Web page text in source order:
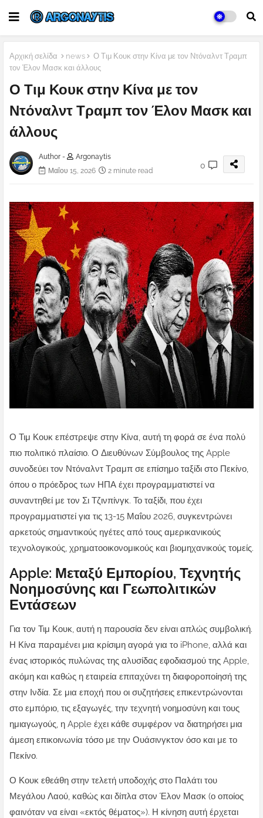
Αρχική σελίδα news
Ο Τιμ Κουκ στην Κίνα με τον Ντόναλντ Τραμπ
τον Έλον Μασκ και άλλους
Ο Τιμ Κουκ στην Κίνα με τον
Ντόναλντ Τραμπ τον Έλον Μασκ και
άλλους
Author -
Argonaytis
Μαΐου 15, 2026
2 minute read
0
Ο Τιμ Κουκ επέστρεψε στην Κίνα, αυτή τη φορά σε ένα πολύ
πιο πολιτικό πλαίσιο. Ο Διευθύνων Σύμβουλος της Apple
συνοδεύει τον Ντόναλντ Τραμπ σε επίσημο ταξίδι στο Πεκίνο,
όπου ο πρόεδρος των ΗΠΑ έχει προγραμματιστεί να
συναντηθεί με τον Σι Τζινπίνγκ. Το ταξίδι, που έχει
προγραμματιστεί για τις 13-15 Μαΐου 2026, συγκεντρώνει
αρκετούς σημαντικούς ηγέτες από τους αμερικανικούς
τεχνολογικούς, χρηματοοικονομικούς και βιομηχανικούς τομείς.
Apple: Μεταξύ Εμπορίου, Τεχνητής
Νοημοσύνης και Γεωπολιτικών
Εντάσεων
Για τον Τιμ Κουκ, αυτή η παρουσία δεν είναι απλώς συμβολική.
Η Κίνα παραμένει μια κρίσιμη αγορά για το iPhone, αλλά και
ένας ιστορικός πυλώνας της αλυσίδας εφοδιασμού της Apple,
ακόμη και καθώς η εταιρεία επιταχύνει τη διαφοροποίησή της
στην Ινδία. Σε μια εποχή που οι συζητήσεις επικεντρώνονται
στο εμπόριο, τις εξαγωγές, την τεχνητή νοημοσύνη και τους
ημιαγωγούς, η Apple έχει κάθε συμφέρον να διατηρήσει μια
άμεση επικοινωνία τόσο με την Ουάσινγκτον όσο και με το
Πεκίνο.
Ο Κουκ εθεάθη στην τελετή υποδοχής στο Παλάτι του
Μεγάλου Λαού, καθώς και δίπλα στον Έλον Μασκ (ο οποίος
φαινόταν να είναι «εκτός θέματος»). Η κίνηση αυτή έρχεται